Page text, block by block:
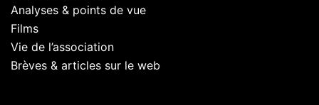
Analyses & points de vue
Films
Vie de l’association
Brèves & articles sur le web